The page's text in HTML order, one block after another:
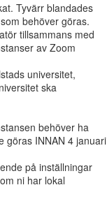
Tyvärr blandades
behöver göras.
tillsammans med
av Zoom
universitet,
ska
behöver ha
göras INNAN 4 januari
på inställningar
ni har lokal